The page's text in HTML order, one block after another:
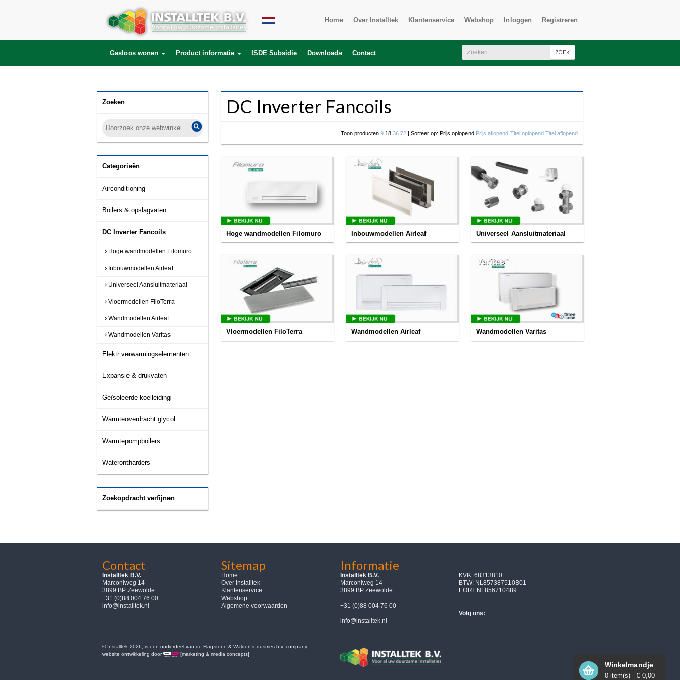
Home Over Installtek Klantenservice Webshop Inloggen Registreren
Gasloos wonen Product informatie ISDE Subsidie Downloads Contact ZOEK
SELECT * FROM products LEFT JOIN product_description ON (products.id = product_description.product_id) LEFT JOIN product_to_category ON (products.id = product_to_category.product_id) WHERE lang_id='nl' AND
category_id='11' AND active='1' ORDER BY price asc LIMIT 18 OFFSET 0
Zoeken
Categorieën
Airconditioning
Boilers & opslagvaten
DC Inverter Fancoils
Hoge wandmodellen Filomuro
Inbouwmodellen Airleaf
Universeel Aansluitmateriaal
Vloermodellen FiloTerra
Wandmodellen Airleaf
Wandmodellen Varitas
Elektr verwarmingselementen
Expansie & drukvaten
Geïsoleerde koelleiding
Warmteoverdracht glycol
Warmtepompboilers
Waterontharders
Zoekopdracht verfijnen
DC Inverter Fancoils
Toon producten 9 18 36 72 | Sorteer op: Prijs oplopend Prijs aflopend Titel oplopend Titel aflopend
Hoge wandmodellen Filomuro Inbouwmodellen Airleaf Universeel Aansluitmateriaal
Vloermodellen FiloTerra Wandmodellen Airleaf Wandmodellen Varitas
Contact
Installtek B.V.
Marconiweg 14
3899 BP Zeewolde
+31 (0)88 004 76 00
info@installtek.nl
Sitemap
Home
Over Installtek
Klantenservice
Webshop
Algemene voorwaarden
Informatie
Installtek B.V.
Marconiweg 14
3899 BP Zeewolde
+31 (0)88 004 76 00
info@installtek.nl
KVK: 68313810
BTW: NL857387510B01
EORI: NL856710489
Volg ons:
© Installtek 2026, is een onderdeel van de Flagstone & Waldorf industries b.v. company
website ontwikkeling door
[marketing & media concepts]
Winkelmandje
0 item(s) - € 0,00